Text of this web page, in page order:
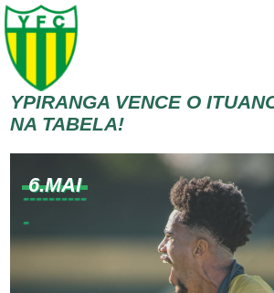
YPIRANGA VENCE O
NA TABELA!
6.MAI